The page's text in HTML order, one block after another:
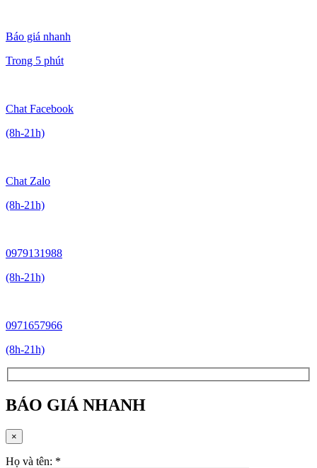
Báo giá nhanh
Trong 5 phút
Chat Facebook
(8h-21h)
Chat Zalo
(8h-21h)
0979131988
(8h-21h)
0971657966
(8h-21h)
BÁO GIÁ NHANH
×
Họ và tên: *